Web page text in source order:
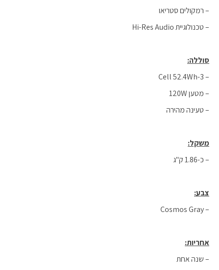
– רמקולים סטריאו
– טכנולוגיית Hi-Res Audio
סוללה:
– 3-Cell 52.4Wh
– מטען 120W
– טעינה מהירה
משקל:
– כ-1.86 ק"ג
צבע:
– Cosmos Gray
אחריות:
– שנה אחת